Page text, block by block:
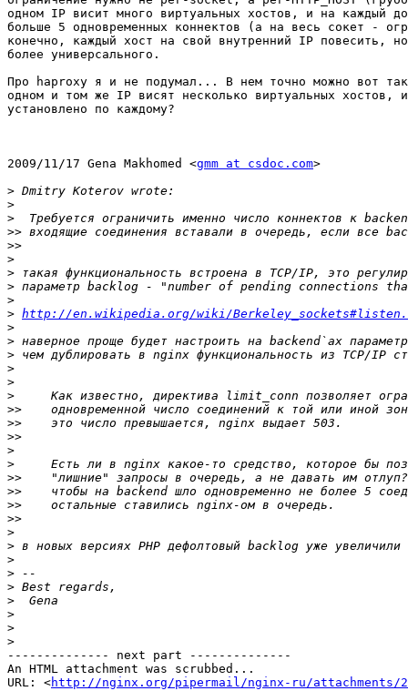
одном IP висит много виртуальных хостов, и на каждый
больше 5 одновременных коннектов (а на весь сокет -
конечно, каждый хост на свой внутренний IP повесить,
более универсального.
Про haproxy я и не подумал... В нем точно можно вот
одном и том же IP висят несколько виртуальных хостов, и
установлено по каждому?
2009/11/17 Gena Makhomed <gmm at csdoc.com>
>
>
>
>>
>>
>
>
>
>
> http://en.wikipedia.org/wiki/
>
>
>
>
>
>
>>
>>
>>
>
>
>>
>>
>>
>>
>
>
>
>
>
>
>
>
>
-------------- next part --------------
An HTML attachment was scrubbed...
URL: <http://nginx.org/pipermail/nginx-ru/attachments/